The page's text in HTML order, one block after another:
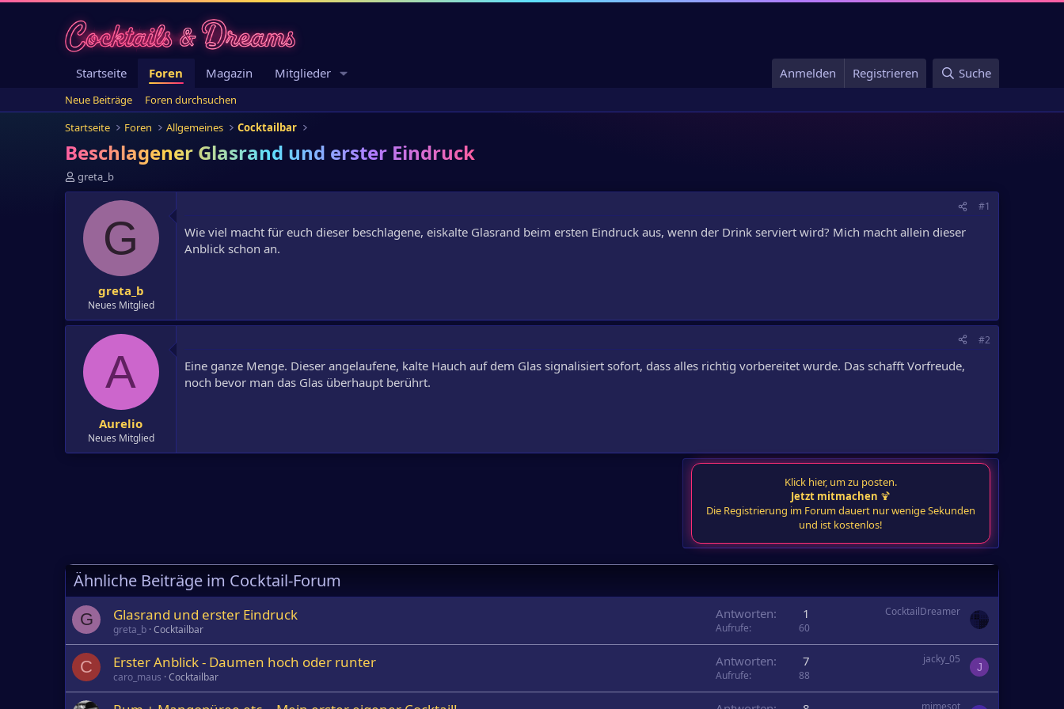
Startseite Foren Magazin Mitglieder Anmelden Registrieren Suche
Neue Beiträge
Foren durchsuchen
Startseite
Foren Allgemeines Cocktailbar
Beschlagener Glasrand und erster Eindruck
E
r
greta_b
G
greta_b
Neues Mitglied
#1
Wie viel macht für euch dieser beschlagene, eiskalte Glasrand beim ersten Eindruck aus, wenn der Drink serviert wird? Mich macht allein dieser
Anblick schon an.
A
Aurelio
Neues Mitglied
#2
Eine ganze Menge. Dieser angelaufene, kalte Hauch auf dem Glas signalisiert sofort, dass alles richtig vorbereitet wurde. Das schafft Vorfreude,
noch bevor man das Glas überhaupt berührt.
Klick hier, um zu posten.
Jetzt mitmachen 🍹
Die Registrierung im Forum dauert nur wenige Sekunden
und ist kostenlos!
Ähnliche Beiträge im Cocktail-Forum
G Glasrand und erster Eindruck
greta_b Cocktailbar
Antworten 1
Aufrufe 60
CocktailDreamer
C Erster Anblick - Daumen hoch oder runter
caro_maus Cocktailbar
Antworten 7
Aufrufe 88
jacky_05
J
mimesot